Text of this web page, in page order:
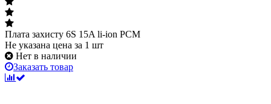
Плата захисту 6S 15A li-ion PCM
Не указана цена за 1 шт
Нет в наличии
Заказать товар